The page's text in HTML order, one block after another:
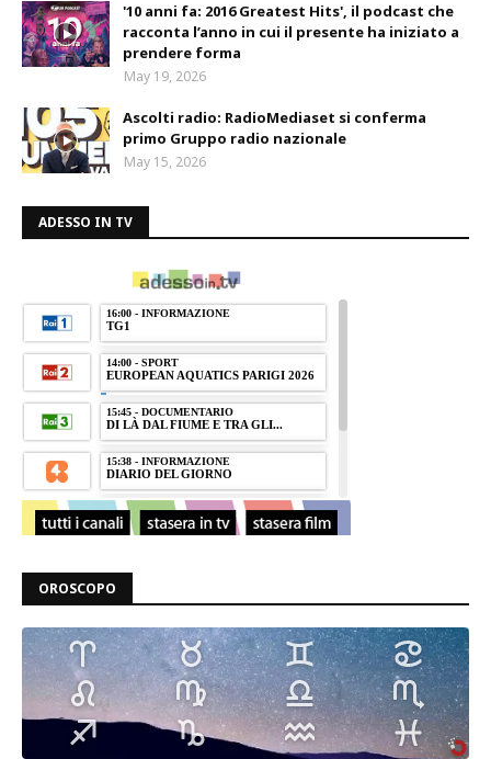
'10 anni fa: 2016 Greatest Hits', il podcast che
racconta l’anno in cui il presente ha iniziato a
prendere forma
May 19, 2026
Ascolti radio: RadioMediaset si conferma
primo Gruppo radio nazionale
May 15, 2026
ADESSO IN TV
OROSCOPO